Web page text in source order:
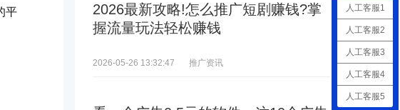
平
2026最新攻略!怎么推广短剧赚钱?掌
握流量玩法轻松赚钱
2026-05-26 13:32:47 推广资讯
人工客服1
人工客服2
人工客服3
人工客服4
人工客服5